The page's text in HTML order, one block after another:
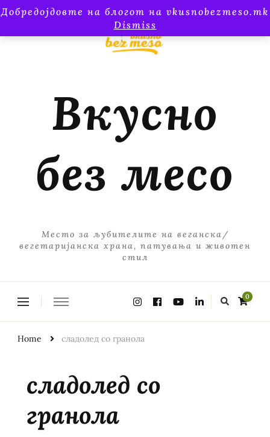
Добредојдовте на блогот на vkusnobezmeso.mk
Dismiss
Вкусно
без месо
Место за љубителите на веганска/
вегетаријанска храна, патувања и животен
стил
0
Home сладолед со гранола
сладолед со
гранола